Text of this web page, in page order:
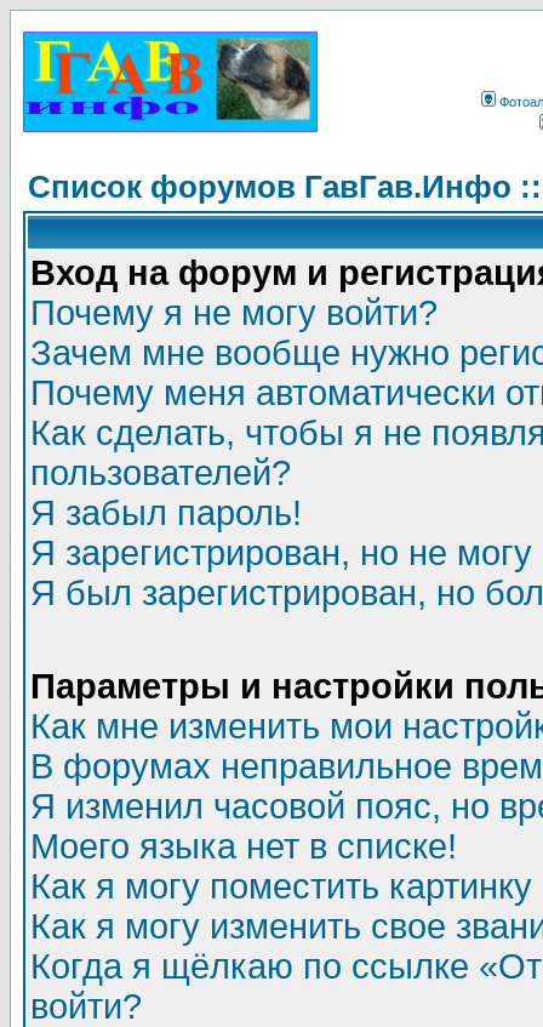
Список форумов ГавГав.Инфо
Вход на форум и
Почему я не могу войти?
Зачем мне вообще нужно
Почему меня автоматически
Как сделать, чтобы я не
пользователей?
Я забыл пароль!
Я зарегистрирован, но не могу
Я был зарегистрирован, но
Параметры и настройки
Как мне изменить мои
В форумах неправильное
Я изменил часовой пояс, но
Моего языка нет в списке!
Как я могу поместить
Как я могу изменить свое
Когда я щёлкаю по ссылке
войти?